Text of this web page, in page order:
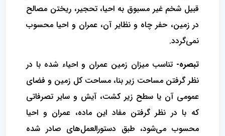
قبیل شخم غیر مسبوق به احیا، تحجیر، ریختن مصالح
در زمین، حفر چاه و نظایر آن، عمران و احیا محسوب
نمی‌گردد.
تبصره- تناسب میزان زمین عمران و احیاء شده با در
نظر گرفتن مساحت زیر بنا، مساحت کل زمین و فضای
عمومی آن یا سطح زیر کشت، آیش و سایر تصرفاتی
که با در نظر گرفتن مفاد این ماده، عمران و احیا
محسوب می‌شود، طبق دستورالعمل‌های صادر شده